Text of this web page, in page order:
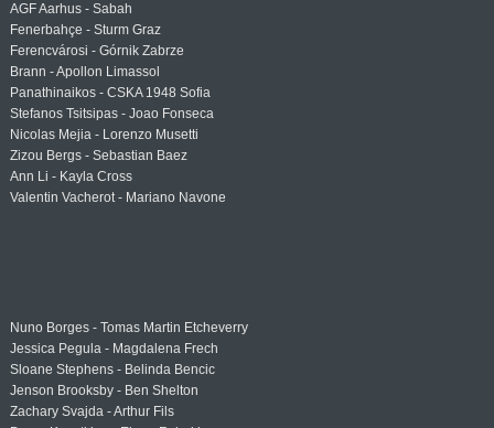
AGF Aarhus - Sabah
Fenerbahçe - Sturm Graz
Ferencvárosi - Górnik Zabrze
Brann - Apollon Limassol
Panathinaikos - CSKA 1948 Sofia
Stefanos Tsitsipas - Joao Fonseca
Nicolas Mejia - Lorenzo Musetti
Zizou Bergs - Sebastian Baez
Ann Li - Kayla Cross
Valentin Vacherot - Mariano Navone
Nuno Borges - Tomas Martin Etcheverry
Jessica Pegula - Magdalena Frech
Sloane Stephens - Belinda Bencic
Jenson Brooksby - Ben Shelton
Zachary Svajda - Arthur Fils